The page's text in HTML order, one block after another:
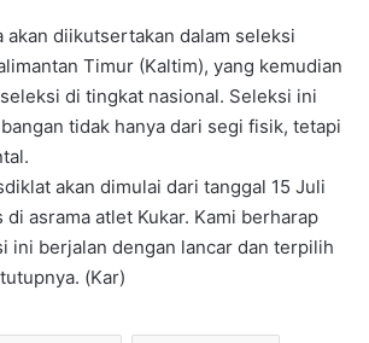
akan diikutsertakan dalam seleksi
Timur (Kaltim), yang kemudian
di tingkat nasional. Seleksi ini
tidak hanya dari segi fisik, tetapi
akan dimulai dari tanggal 15 Juli
di asrama atlet Kukar. Kami berharap
ini berjalan dengan lancar dan terpilih
(Kar)